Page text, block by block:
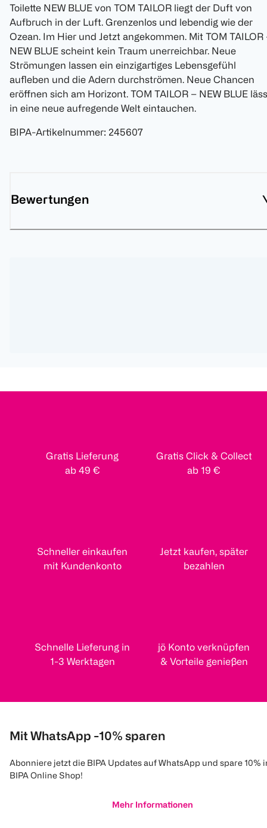
Toilette NEW BLUE von TOM TAILOR liegt der Duft von
Aufbruch in der Luft. Grenzenlos und lebendig wie der
Ozean. Im Hier und Jetzt angekommen. Mit TOM TAILOR
NEW BLUE scheint kein Traum unerreichbar. Neue
Strömungen lassen ein einzigartiges Lebensgefühl
aufleben und die Adern durchströmen. Neue Chancen
eröffnen sich am Horizont. TOM TAILOR – NEW BLUE
in eine neue aufregende Welt eintauchen.
BIPA-Artikelnummer: 245607
Bewertungen
Gratis Lieferung
ab 49 €
Gratis Click & Collect
ab 19 €
Schneller einkaufen
mit Kundenkonto
Jetzt kaufen, später
bezahlen
Schnelle Lieferung in
1-3 Werktagen
jö Konto verknüpfen
& Vorteile genießen
Mit WhatsApp -10% sparen
Abonniere jetzt die BIPA Updates auf WhatsApp und spare 10%
BIPA Online Shop!
Mehr Informationen